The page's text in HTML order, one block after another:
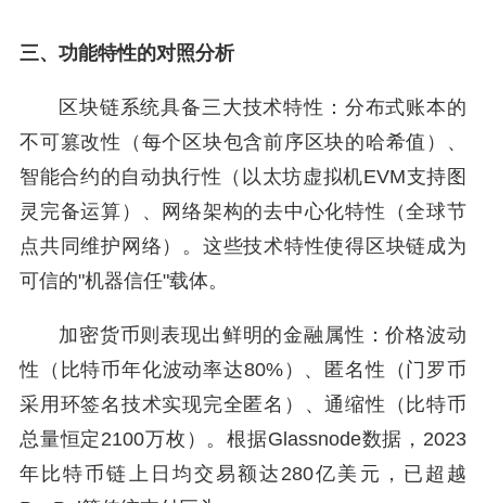
三、功能特性的对照分析
区块链系统具备三大技术特性：分布式账本的
不可篡改性（每个区块包含前序区块的哈希值）、
智能合约的自动执行性（以太坊虚拟机EVM支持图
灵完备运算）、网络架构的去中心化特性（全球节
点共同维护网络）。这些技术特性使得区块链成为
可信的"机器信任"载体。
加密货币则表现出鲜明的金融属性：价格波动
性（比特币年化波动率达80%）、匿名性（门罗币
采用环签名技术实现完全匿名）、通缩性（比特币
总量恒定2100万枚）。根据Glassnode数据，2023
年比特币链上日均交易额达280亿美元，已超越